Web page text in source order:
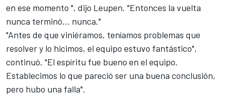
en ese momento ", dijo Leupen. "Entonces la vuelta
nunca terminó... nunca."
"Antes de que viniéramos, teníamos problemas que
resolver y lo hicimos, el equipo estuvo fantástico",
continuó. "El espíritu fue bueno en el equipo.
Establecimos lo que pareció ser una buena conclusión,
pero hubo una falla".